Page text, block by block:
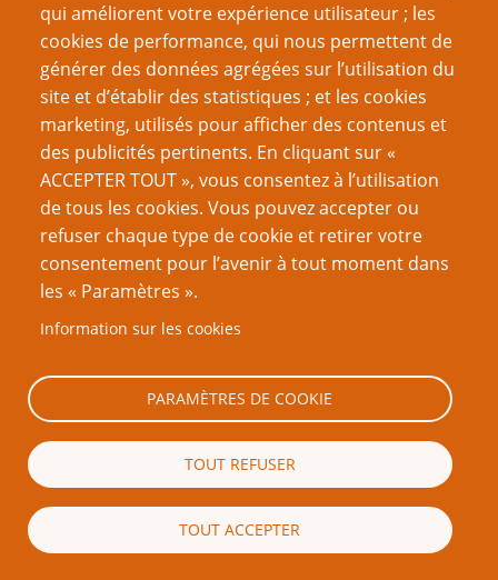
CAPTCHA
Quel code est dissimulé dans l'image ?
Saisir les caractères affichés dans l'image.
Cette question nous permet de vérifier que vous n'êtes
pas une robot.
qui améliorent votre expérience utilisateur ; les
cookies de performance, qui nous permettent de
générer des données agrégées sur l’utilisation du
site et d’établir des statistiques ; et les cookies
marketing, utilisés pour afficher des contenus et
des publicités pertinents. En cliquant sur «
ACCEPTER TOUT », vous consentez à l’utilisation
de tous les cookies. Vous pouvez accepter ou
refuser chaque type de cookie et retirer votre
consentement pour l’avenir à tout moment dans
les « Paramètres ».
Information sur les cookies
PARAMÈTRES DE COOKIE
TOUT REFUSER
TOUT ACCEPTER